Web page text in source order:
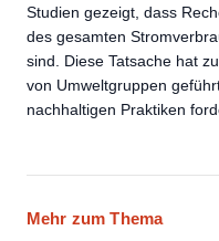
Studien gezeigt, dass
des gesamten
sind. Diese Tatsache hat
von Umweltgruppen
nachhaltigen Praktiken
Mehr zum Thema